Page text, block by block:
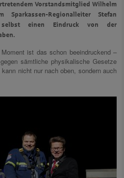
Vorstandsmitglied Wilhelm
Regionalleiter Stefan
einen Eindruck von der
ist das schon beeindruckend –
sämtliche physikalische Gesetze
nicht nur nach oben, sondern auch